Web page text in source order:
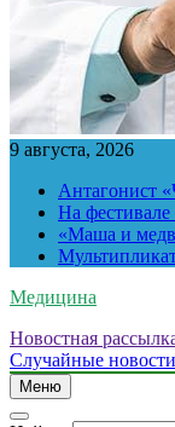
9 августа, 2026
Антагонист
На
«Маша и
Медицина
Новостная
Случайные новости
Меню